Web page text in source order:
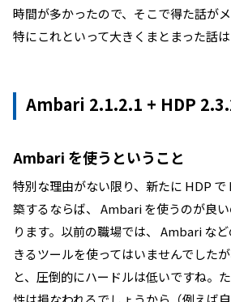
時間が多かったので、そこで得た話がメ
特にこれといって大きくまとまった話は
Ambari 2.1.2.1 + HDP
Ambari を使うということ
特別な理由がない限り、新たに HDP
築するならば、 Ambari を使うのが良
ります。以前の職場では、 Ambari な
きるツールを使ってはいませんでした
と、圧倒的にハードルは低いですね。